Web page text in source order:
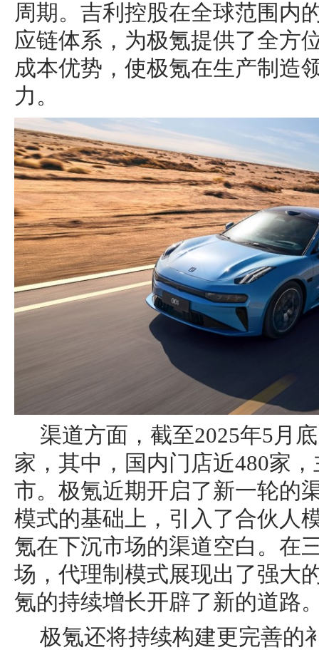
周期。吉利控股在全球范围内
应链体系，为极氪提供了全方
成本优势，使极氪在生产制造
力。
渠道方面，截至2025年5月
家，其中，国内门店近480家
市。极氪近期开启了新一轮的
模式的基础上，引入了合伙人
氪在下沉市场的渠道空白。在
场，代理制模式展现出了强大
氪的持续增长开辟了新的道路
极氪还将持续构建更完善的